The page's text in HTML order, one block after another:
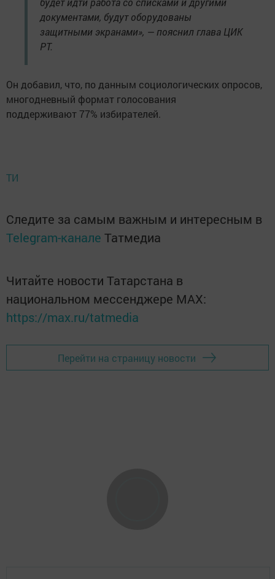
документами, будут оборудованы
защитными экранами», — пояснил глава ЦИК
РТ.
Он добавил, что, по данным социологических опросов,
многодневный формат голосования
поддерживают 77% избирателей.
ТИ
Следите за самым важным и интересным в
Telegram-канале Татмедиа
Читайте новости Татарстана в
национальном мессенджере MАХ:
https://max.ru/tatmedia
Перейти на страницу новости